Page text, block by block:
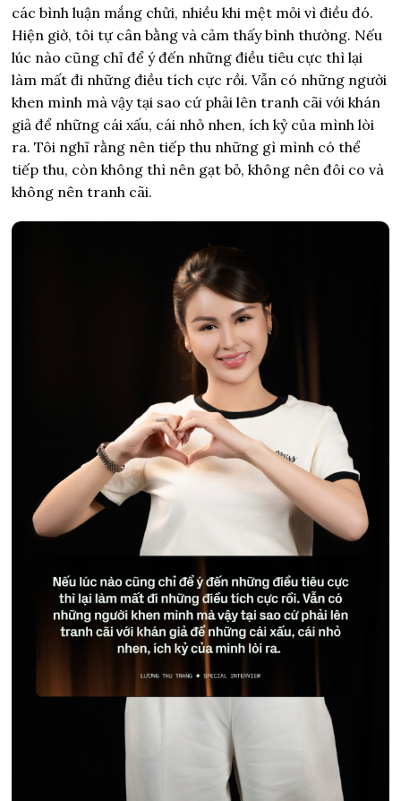
các bình luận mắng chửi, nhiều khi mệt mỏi vì điều đó.
Hiện giờ, tôi tự cân bằng và cảm thấy bình thường. Nếu
lúc nào cũng chỉ để ý đến những điều tiêu cực thì lại
làm mất đi những điều tích cực rồi. Vẫn có những người
khen mình mà vậy tại sao cứ phải lên tranh cãi với khán
giả để những cái xấu, cái nhỏ nhen, ích kỷ của mình lòi
ra. Tôi nghĩ rằng nên tiếp thu những gì mình có thể
tiếp thu, còn không thì nên gạt bỏ, không nên đôi co và
không nên tranh cãi.